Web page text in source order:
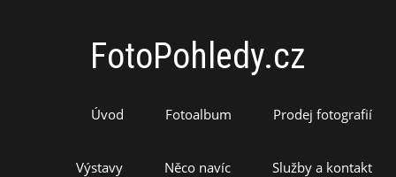
FotoPohledy.cz
Úvod Fotoalbum Prodej fotografií
Výstavy Něco navíc Služby a kontakt